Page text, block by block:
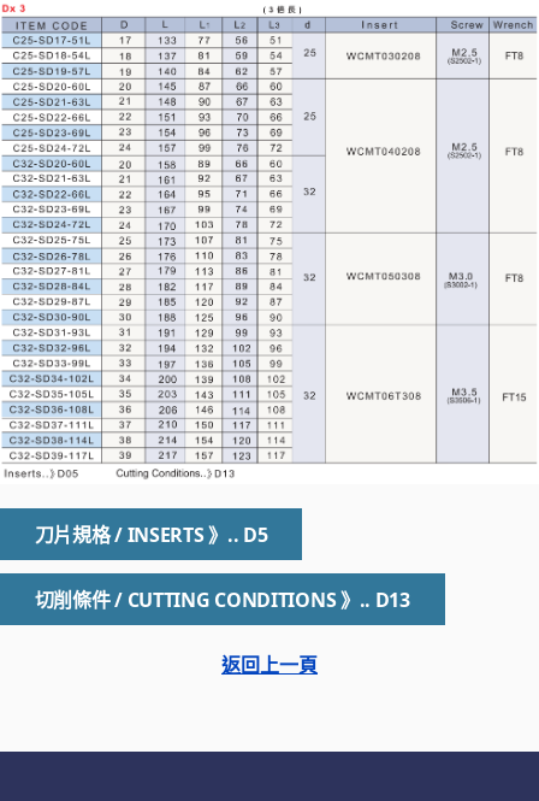
刀片規格 / INSERTS 》.. D5
切削條件 / CUTTING CONDITIONS 》.. D13
返回上一頁